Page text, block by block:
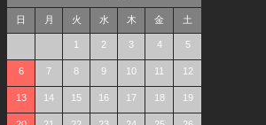
日 月 火 水 木 金 土
1 2 3 4 5
6 7 8 9 10 11 12
13 14 15 16 17 18 19